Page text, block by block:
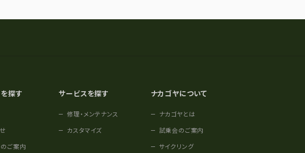
探す
ご案内
サービスを探す
修理・メンテナンス
カスタマイズ
ナカゴヤについて
ナカゴヤとは
試乗会のご案内
サイクリング